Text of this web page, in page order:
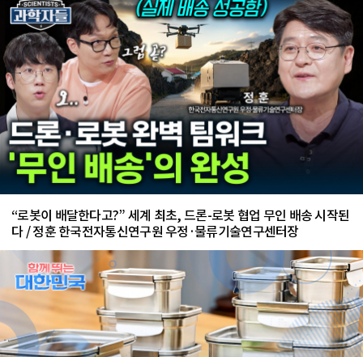
“로봇이 배달한다고?” 세계 최초, 드론-로봇 협업 무인 배송 시작된
다 / 정훈 한국전자통신연구원 우정·물류기술연구센터장